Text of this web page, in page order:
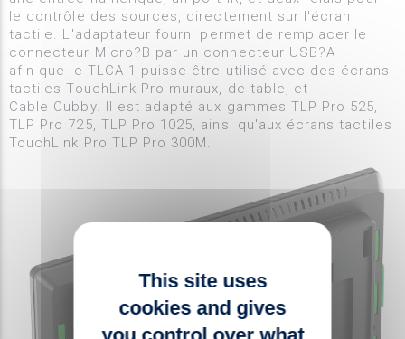
le contrôle des sources, directement sur l'écran
tactile. L'adaptateur fourni permet de remplacer le
connecteur Micro?B par un connecteur USB?A
afin que le TLCA 1 puisse être utilisé avec des écrans
tactiles TouchLink Pro muraux, de table, et
Cable Cubby. Il est adapté aux gammes TLP Pro 525,
TLP Pro 725, TLP Pro 1025, ainsi qu'aux écrans tactiles
TouchLink Pro TLP Pro 300M.
This site uses
cookies and gives